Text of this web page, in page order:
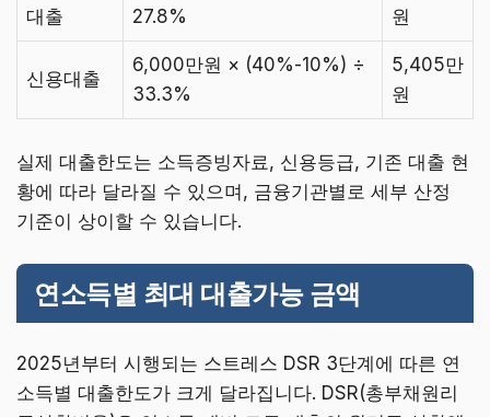
대출
27.8%
원
신용대출
6,000만원 × (40%-10%) ÷
33.3%
5,405만
원
실제 대출한도는 소득증빙자료, 신용등급, 기존 대출 현
황에 따라 달라질 수 있으며, 금융기관별로 세부 산정
기준이 상이할 수 있습니다.
연소득별 최대 대출가능 금액
2025년부터 시행되는 스트레스 DSR 3단계에 따른 연
소득별 대출한도가 크게 달라집니다. DSR(총부채원리